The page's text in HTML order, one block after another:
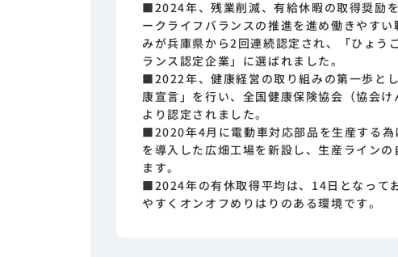
■2024年、残業削減、有給休暇の取得奨励
ークライフバランスの推進を進め働きやす
みが兵庫県から2回連続認定され、「ひょう
ランス認定企業」に選ばれました。
■2022年、健康経営の取り組みの第一歩と
康宣言」を行い、全国健康保険協会（協会け
より認定されました。
■2020年4月に電動車対応部品を生産する為
を導入した広畑工場を新設し、生産ラインの
ます。
■2024年の有休取得平均は、14日となって
やすくオンオフめりはりのある環境です。